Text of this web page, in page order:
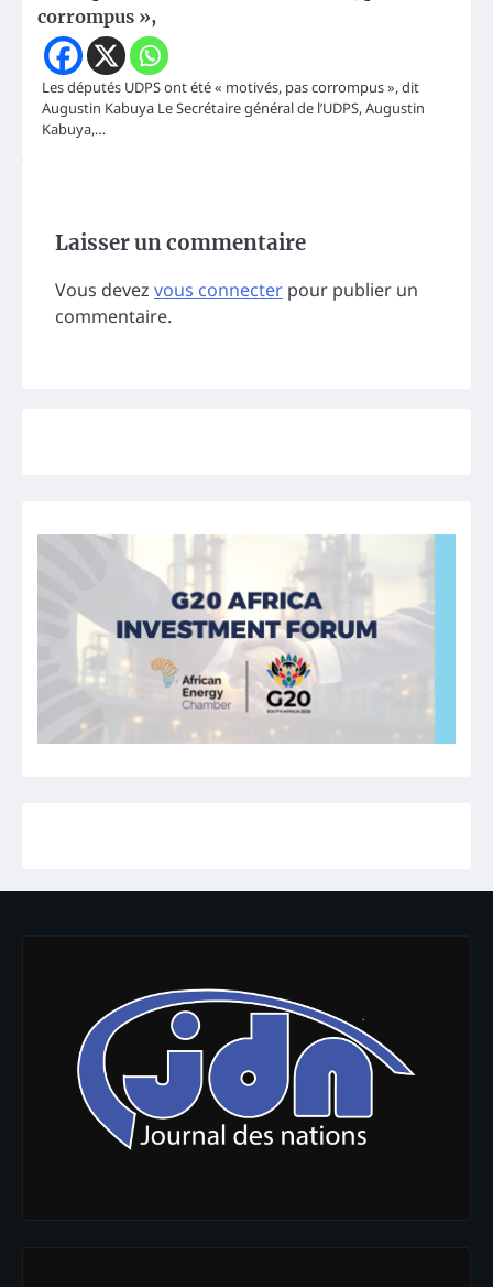
corrompus »,
Les députés UDPS ont été « motivés, pas corrompus », dit
Augustin Kabuya Le Secrétaire général de l’UDPS, Augustin
Kabuya,…
Laisser un commentaire
Vous devez vous connecter pour publier un
commentaire.